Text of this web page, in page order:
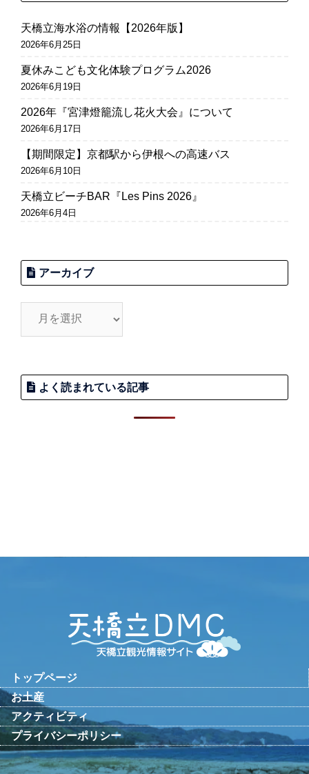
天橋立海水浴の情報【2026年版】
2026年6月25日
夏休みこども文化体験プログラム2026
2026年6月19日
2026年『宮津燈籠流し花火大会』について
2026年6月17日
【期間限定】京都駅から伊根への高速バス
2026年6月10日
天橋立ビーチBAR『Les Pins 2026』
2026年6月4日
アーカイブ
よく読まれている記事
トップページ
お土産
アクティビティ
プライバシーポリシー